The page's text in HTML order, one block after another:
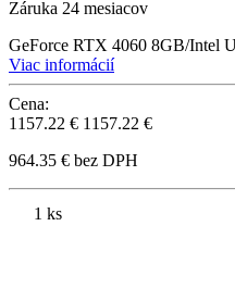
Záruka 24 mesiacov
GeForce RTX 4060 8GB/Intel
Viac informácií
Cena:
1157.22 € 1157.22 €
964.35 € bez DPH
1 ks